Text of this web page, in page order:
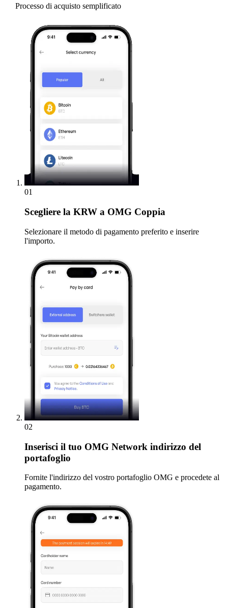
Processo di acquisto semplificato
01
Scegliere la KRW a OMG Coppia
Selezionare il metodo di pagamento preferito e inserire
l'importo.
02
Inserisci il tuo OMG Network indirizzo del
portafoglio
Fornite l'indirizzo del vostro portafoglio OMG e procedete al
pagamento.